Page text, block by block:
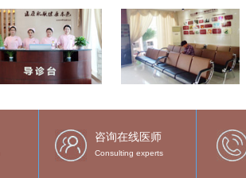
咨询在线医师
Consulting experts